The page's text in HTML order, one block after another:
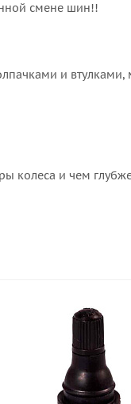
смене шин!!
и втулками,
колеса и чем